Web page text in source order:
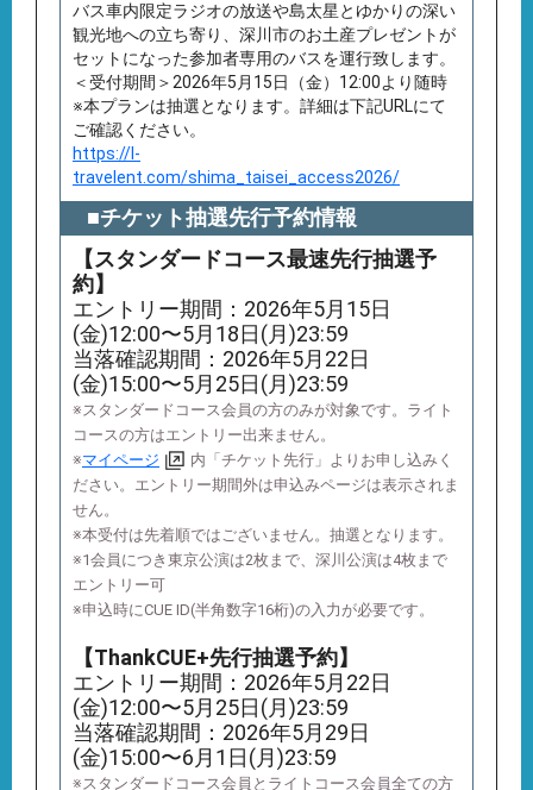
バス車内限定ラジオの放送や島太星とゆかりの深い
観光地への立ち寄り、深川市のお土産プレゼントが
セットになった参加者専用のバスを運行致します。
＜受付期間＞2026年5月15日（金）12:00より随時
※本プランは抽選となります。詳細は下記URLにて
ご確認ください。
https://l-
travelent.com/shima_taisei_access2026/
■チケット抽選先行予約情報
【スタンダードコース最速先行抽選予
約】
エントリー期間：2026年5月15日
(金)12:00〜5月18日(月)23:59
当落確認期間：2026年5月22日
(金)15:00〜5月25日(月)23:59
※スタンダードコース会員の方のみが対象です。ライト
コースの方はエントリー出来ません。
※マイページ
内「チケット先行」よりお申し込みく
ださい。エントリー期間外は申込みページは表示されま
せん。
※本受付は先着順ではございません。抽選となります。
※1会員につき東京公演は2枚まで、深川公演は4枚まで
エントリー可
※申込時にCUE ID(半角数字16桁)の入力が必要です。
【ThankCUE+先行抽選予約】
エントリー期間：2026年5月22日
(金)12:00〜5月25日(月)23:59
当落確認期間：2026年5月29日
(金)15:00〜6月1日(月)23:59
※スタンダードコース会員とライトコース会員全ての方